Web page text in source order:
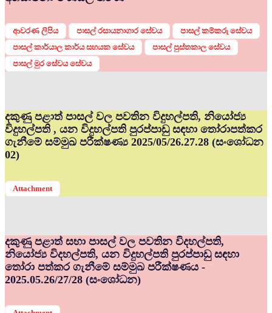
ආවරණ ලිපිය පාසල් රසායනාගාර සේවය
පාසල් කම්කරු සේවය
පාසල් කාර්යාල කාර්ය සහයක සේවය
පාසල් පුස්තකාල සේවය
පාසල් මුර සේවය සේවය
දකුණු පළාත් පාසල් වල පවතින විදුහල්පති, නියෝජ්‍ය
විදුහල්පති , යන විදුහල්පති පුරප්පාඩු සඳහා තෝරාපත්කර
ගැනීමේ සම්මුඛ පරීක්ෂණ්‍ය 2025/05/26.27.28 (සංශෝධන
02)
Attachment
දකුණු පළාත් සභා පාසල් වල පවතින විදහල්පති,
නියෝජ්‍ය විදහල්පති, යන විදුහල්පති පුරප්පාඩු සඳහා
තෝරා පත්කර ගැනීමේ සම්මුඛ පරීක්ෂණය -
2025.05.26/27/28 (සංශෝධන)